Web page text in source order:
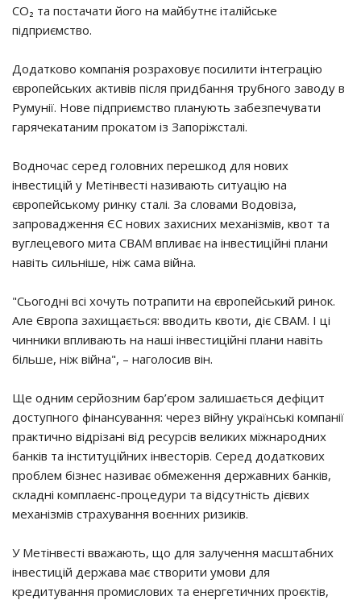
CO₂ та постачати його на майбутнє італійське
підприємство.
Додатково компанія розраховує посилити інтеграцію
європейських активів після придбання трубного заводу в
Румунії. Нове підприємство планують забезпечувати
гарячекатаним прокатом із Запоріжсталі.
Водночас серед головних перешкод для нових
інвестицій у Метінвесті називають ситуацію на
європейському ринку сталі. За словами Водовіза,
запровадження ЄС нових захисних механізмів, квот та
вуглецевого мита CBAM впливає на інвестиційні плани
навіть сильніше, ніж сама війна.
"Сьогодні всі хочуть потрапити на європейський ринок.
Але Європа захищається: вводить квоти, діє CBAM. І ці
чинники впливають на наші інвестиційні плани навіть
більше, ніж війна", – наголосив він.
Ще одним серйозним бар’єром залишається дефіцит
доступного фінансування: через війну українські компанії
практично відрізані від ресурсів великих міжнародних
банків та інституційних інвесторів. Серед додаткових
проблем бізнес називає обмеження державних банків,
складні комплаєнс-процедури та відсутність дієвих
механізмів страхування воєнних ризиків.
У Метінвесті вважають, що для залучення масштабних
інвестицій держава має створити умови для
кредитування промислових та енергетичних проєктів,